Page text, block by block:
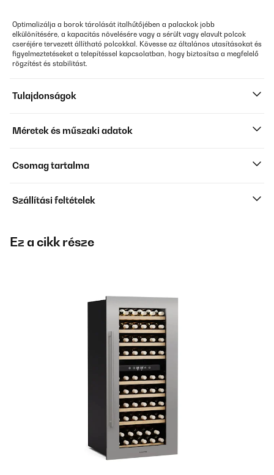
Optimalizálja a borok tárolását italhűtőjében a palackok jobb
elkülönítésére, a kapacitás növelésére vagy a sérült vagy elavult polcok
cseréjére tervezett állítható polcokkal. Kövesse az általános utasításokat és
figyelmeztetéseket a telepítéssel kapcsolatban, hogy biztosítsa a megfelelő
rögzítést és stabilitást.
Tulajdonságok
Méretek és műszaki adatok
Csomag tartalma
Szállítási feltételek
Ez a cikk része